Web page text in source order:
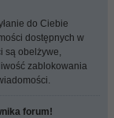
do Ciebie
dostępnych w
są obelżywe,
zablokowania
forum!